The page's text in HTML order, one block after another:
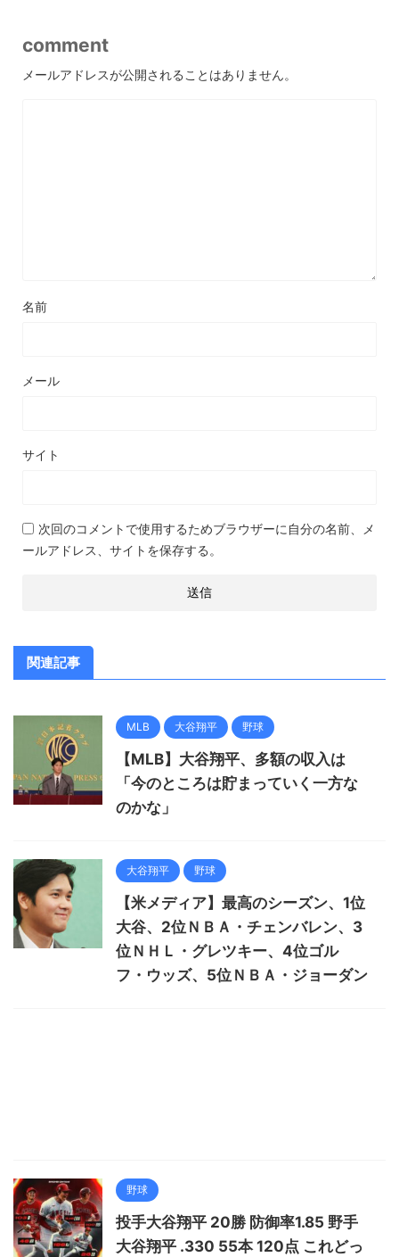
comment
メールアドレスが公開されることはありません。
名前
メール
サイト
次回のコメントで使用するためブラウザーに自分の名前、メ
ールアドレス、サイトを保存する。
関連記事
MLB 大谷翔平 野球
【MLB】大谷翔平、多額の収入は
「今のところは貯まっていく一方な
のかな」
大谷翔平 野球
【米メディア】最高のシーズン、1位
大谷、2位ＮＢＡ・チェンバレン、3
位ＮＨＬ・グレツキー、4位ゴル
フ・ウッズ、5位ＮＢＡ・ジョーダン
野球
投手大谷翔平 20勝 防御率1.85 野手
大谷翔平 .330 55本 120点 これどっ